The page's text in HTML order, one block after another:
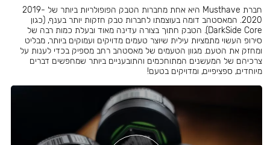
חברת Musthave היא אחת מחברות הטבק הפופולריות ביותר של 2019-
2020. המאסטהב דומה בעוצמתו לחברות טבק חזקות יותר בענף, (כגון
DarkSide Core). הטבק חתוך בצורה עדינה מאוד ובעלת כמות רבה של
סירופ העשוי מתמציות עילית שיוצר טעמים מדויקים ועמוקים ביותר, מבליט
ומחזק את הטעם. מגוון הטעמים של מאסטהב רחב מספיק בכדי לענות על
צרכיהם של המעשנים המתוחכמים והתובעניים ביותר שמחפשים דברים
מיוחדים, ספציפיים, ומדויקים בטעם!